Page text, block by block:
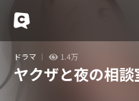
ドラマ 1.4万
ヤクザと夜の相談